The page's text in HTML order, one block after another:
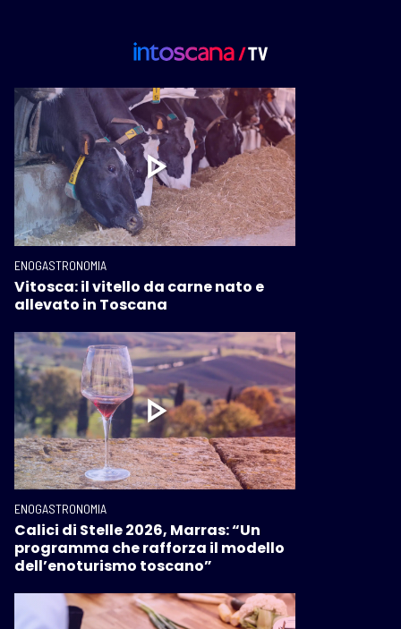
ENOGASTRONOMIA
Vitosca: il vitello da carne nato e
allevato in Toscana
ENOGASTRONOMIA
Calici di Stelle 2026, Marras: “Un
programma che rafforza il modello
dell’enoturismo toscano”